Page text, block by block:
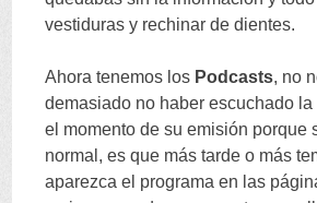
vestiduras y rechinar de dientes.
Ahora tenemos los Podcasts, no
demasiado no haber escuchado
el momento de su emisión porque
normal ,es que más tarde o más
aparezca el programa en las